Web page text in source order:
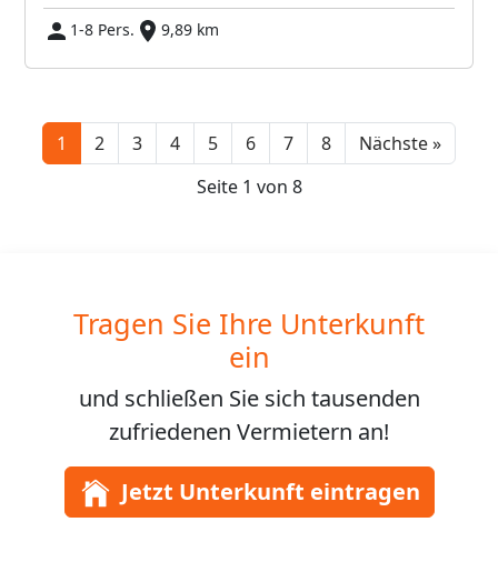
1-8 Pers.
9,89 km
1 2 3 4 5 6 7 8 Nächste »Next
Seite 1 von 8
Tragen Sie Ihre Unterkunft
ein
und schließen Sie sich tausenden
zufriedenen Vermietern an!
Jetzt Unterkunft eintragen